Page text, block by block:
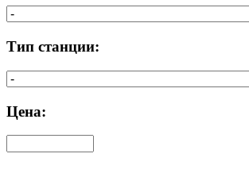
Тип станции:
Цена: